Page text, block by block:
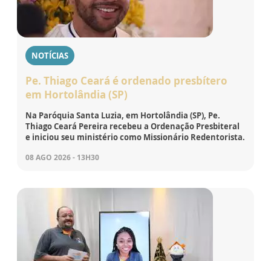
NOTÍCIAS
Pe. Thiago Ceará é ordenado presbítero
em Hortolândia (SP)
Na Paróquia Santa Luzia, em Hortolândia (SP), Pe.
Thiago Ceará Pereira recebeu a Ordenação Presbiteral
e iniciou seu ministério como Missionário Redentorista.
08 AGO 2026 - 13H30